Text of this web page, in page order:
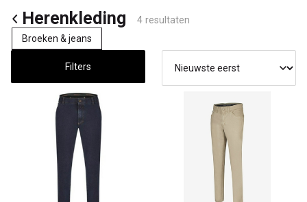
Herenkleding
4 resultaten
Broeken & jeans
Filters